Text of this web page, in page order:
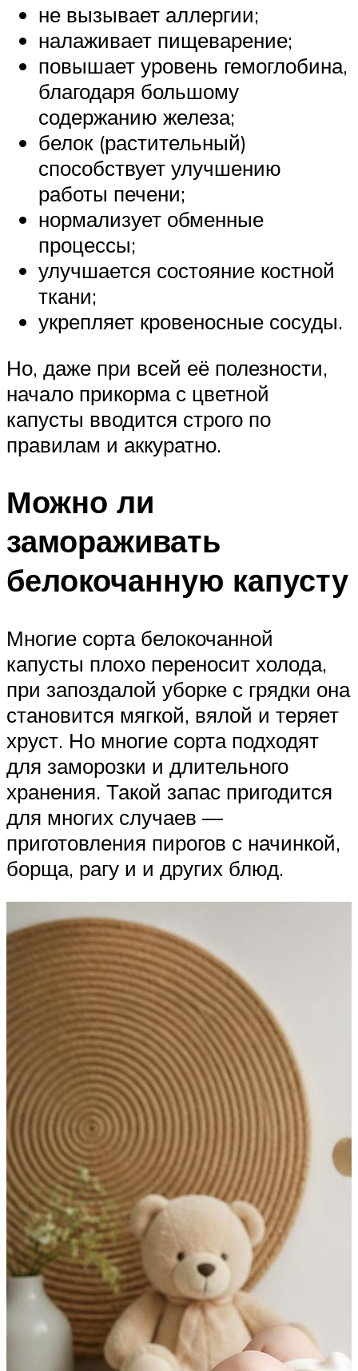
не вызывает аллергии;
налаживает пищеварение;
повышает уровень гемоглобина,
благодаря большому
содержанию железа;
белок (растительный)
способствует улучшению
работы печени;
нормализует обменные
процессы;
улучшается состояние костной
ткани;
укрепляет кровеносные сосуды.
Но, даже при всей её полезности,
начало прикорма с цветной
капусты вводится строго по
правилам и аккуратно.
Можно ли
замораживать
белокочанную капусту
Многие сорта белокочанной
капусты плохо переносит холода,
при запоздалой уборке с грядки она
становится мягкой, вялой и теряет
хруст. Но многие сорта подходят
для заморозки и длительного
хранения. Такой запас пригодится
для многих случаев —
приготовления пирогов с начинкой,
борща, рагу и и других блюд.